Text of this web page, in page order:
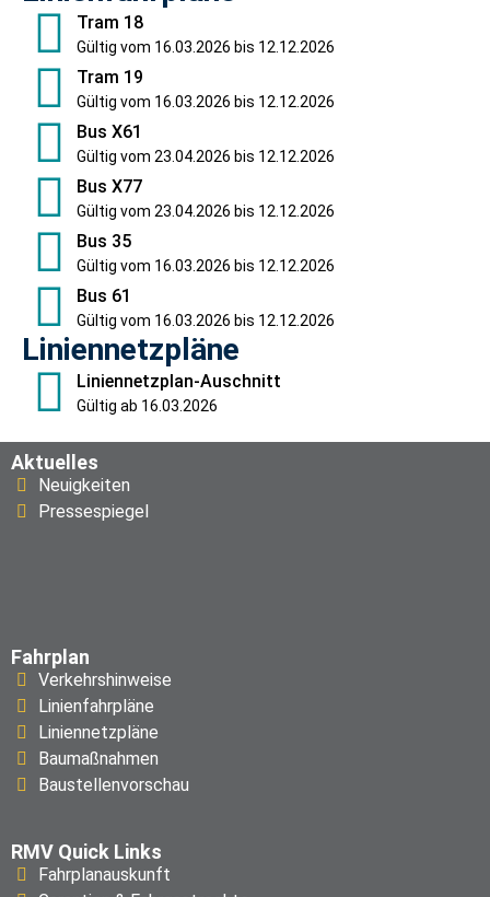
Tram 18
Gültig vom 16.03.2026 bis 12.12.2026
Tram 19
Gültig vom 16.03.2026 bis 12.12.2026
Bus X61
Gültig vom 23.04.2026 bis 12.12.2026
Bus X77
Gültig vom 23.04.2026 bis 12.12.2026
Bus 35
Gültig vom 16.03.2026 bis 12.12.2026
Bus 61
Gültig vom 16.03.2026 bis 12.12.2026
Liniennetzpläne
Liniennetzplan-Auschnitt
Gültig ab 16.03.2026
Aktuelles
Neuigkeiten
Pressespiegel
Fahrplan
Verkehrshinweise
Linienfahrpläne
Liniennetzpläne
Baumaßnahmen
Baustellenvorschau
RMV Quick Links
Fahrplanauskunft